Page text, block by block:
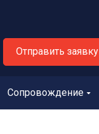
Отправить заявку
Сопровождение